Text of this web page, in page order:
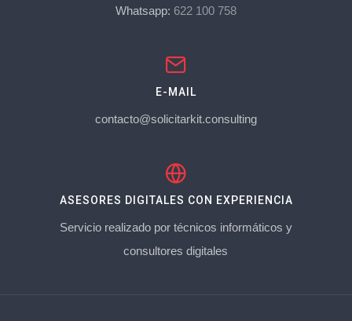
Whatsapp: 622 100 758
E-MAIL
contacto@solicitarkit.consulting
ASESORES DIGITALES CON EXPERIENCIA
Servicio realizado por técnicos informáticos y
consultores digitales